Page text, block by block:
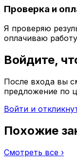
Проверка и
Я проверяю
оплачиваю
Войдите,
После входа вы
предложение по
Войти и
Похожие
Смотреть все ›